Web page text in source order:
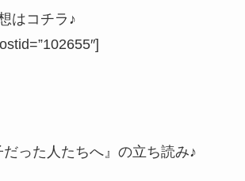
はコチラ♪
だった人たちへ』の立ち読み♪